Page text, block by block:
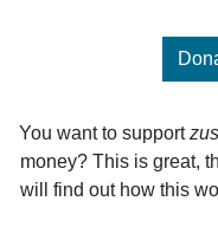
You want to support
money? This is great,
will find out how this